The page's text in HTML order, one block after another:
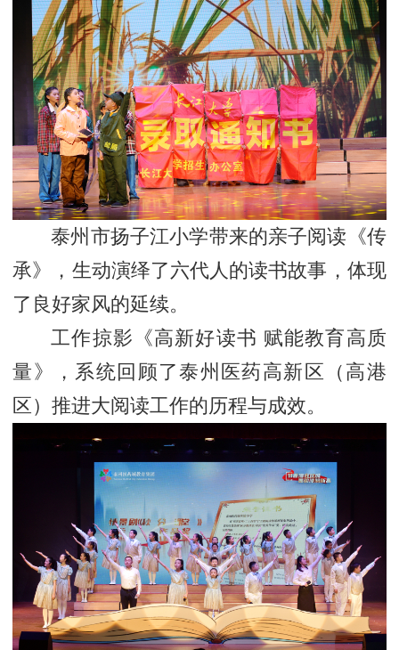
泰州市扬子江小学带来的亲子阅读《传
承》，生动演绎了六代人的读书故事，体现
了良好家风的延续。
工作掠影《高新好读书 赋能教育高质
量》，系统回顾了泰州医药高新区（高港
区）推进大阅读工作的历程与成效。